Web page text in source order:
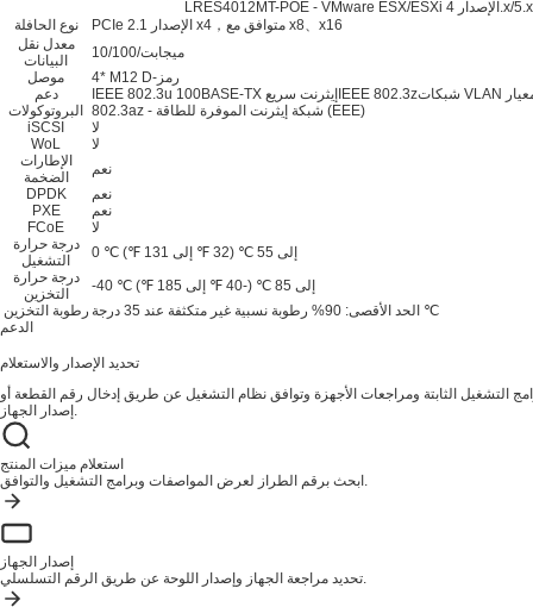
نوع الحافلة
PCIe الإصدار 2.1 x4，متوافق مع x8、x16
معدل نقل
البيانات
10/100/ميجابت
موصل
4* M12 D-رمز
دعم
البروتوكولات
IEEE 802.3u 100BASE-TX إيثرنت سريعIEEE 802.3zشبكات VLAN وفقًا لمعيار IEEE 802.1QIEEE 802.3xIEEE 1588IEEE
802.3az - شبكة إيثرنت الموفرة للطاقة (EEE)
iSCSI
لا
WoL
لا
الإطارات
الضخمة
نعم
DPDK
نعم
PXE
نعم
FCoE
لا
درجة حرارة
التشغيل
0 ℃ إلى 55 ℃ (32 ℉ إلى 131 ℉)
درجة حرارة
التخزين
-40 ℃ إلى 85 ℃ (-40 ℉ إلى 185 ℉)
رطوبة التخزين
الحد الأقصى: 90% رطوبة نسبية غير متكثفة عند 35 درجة ℃
الدعم
تحديد الإصدار والاستعلام
التشغيل الثابتة ومراجعات الأجهزة وتوافق نظام التشغيل عن طريق إدخال رقم القطعة أو
إصدار الجهاز.
استعلام ميزات المنتج
ابحث برقم الطراز لعرض المواصفات وبرامج التشغيل والتوافق.
إصدار الجهاز
تحديد مراجعة الجهاز وإصدار اللوحة عن طريق الرقم التسلسلي.